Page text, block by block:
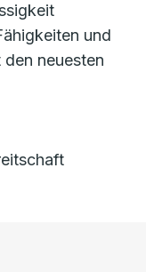
und
neuesten